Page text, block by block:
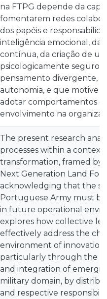
na FTPG depende da
fomentarem redes
dos papéis e
inteligência emocional, da
contínua, da criação de
psicologicamente seguro
pensamento divergente, a
autonomia, e que motive
adotar comportamentos
envolvimento na
The present research
processes within a
transformation, framed
Next Generation Land
acknowledging that the
Portuguese Army must
in future operational
explores how collective
effectively address the
environment of
particularly through the
and integration of
military domain, by
and respective